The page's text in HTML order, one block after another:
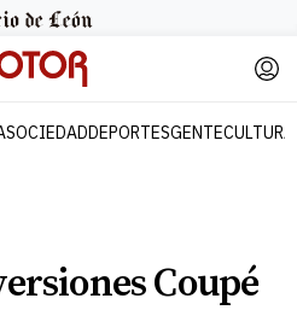
SOCIEDADDEPORTESGENTECULTURA
Coupé